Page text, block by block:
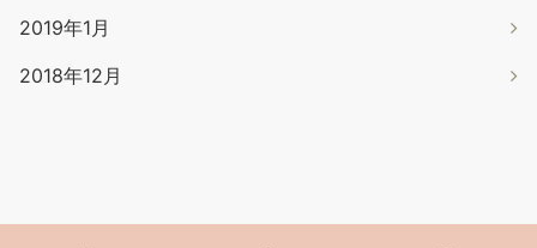
2019年1月
2018年12月